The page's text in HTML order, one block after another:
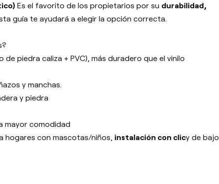
Es el favorito de los propietarios por su durabilidad,
guía te ayudará a elegir la opción correcta.
de piedra caliza + PVC), más duradero que el vinilo
y manchas.
y piedra
mayor comodidad
hogares con mascotas/niños, instalación con clicy de bajo